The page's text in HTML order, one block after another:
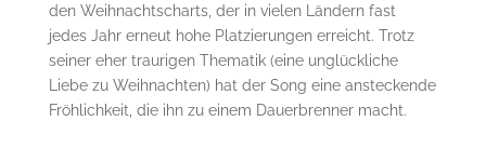
den Weihnachtscharts, der in vielen Ländern fast
jedes Jahr erneut hohe Platzierungen erreicht. Trotz
seiner eher traurigen Thematik (eine unglückliche
Liebe zu Weihnachten) hat der Song eine ansteckende
Fröhlichkeit, die ihn zu einem Dauerbrenner macht.